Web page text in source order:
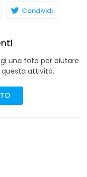
Condividi
una foto per aiutare
attività.